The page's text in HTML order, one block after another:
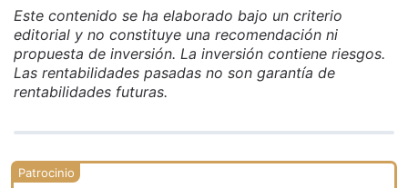
Este contenido se ha elaborado bajo un criterio
editorial y no constituye una recomendación ni
propuesta de inversión. La inversión contiene riesgos.
Las rentabilidades pasadas no son garantía de
rentabilidades futuras.